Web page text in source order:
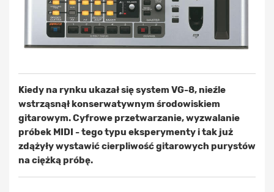
Kiedy na rynku ukazał się system VG-8, nieźle
wstrząsnął konserwatywnym środowiskiem
gitarowym. Cyfrowe przetwarzanie, wyzwalanie
próbek MIDI - tego typu eksperymenty i tak już
zdążyły wystawić cierpliwość gitarowych purystów
na ciężką próbę.